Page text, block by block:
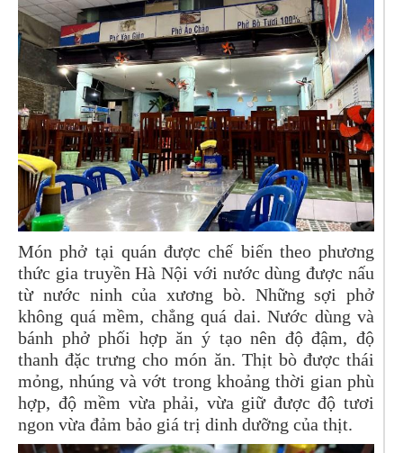
Món phở tại quán được chế biến theo phương
thức gia truyền Hà Nội với nước dùng được nấu
từ nước ninh của xương bò. Những sợi phở
không quá mềm, chẳng quá dai. Nước dùng và
bánh phở phối hợp ăn ý tạo nên độ đậm, độ
thanh đặc trưng cho món ăn. Thịt bò được thái
mỏng, nhúng và vớt trong khoảng thời gian phù
hợp, độ mềm vừa phải, vừa giữ được độ tươi
ngon vừa đảm bảo giá trị dinh dưỡng của thịt.